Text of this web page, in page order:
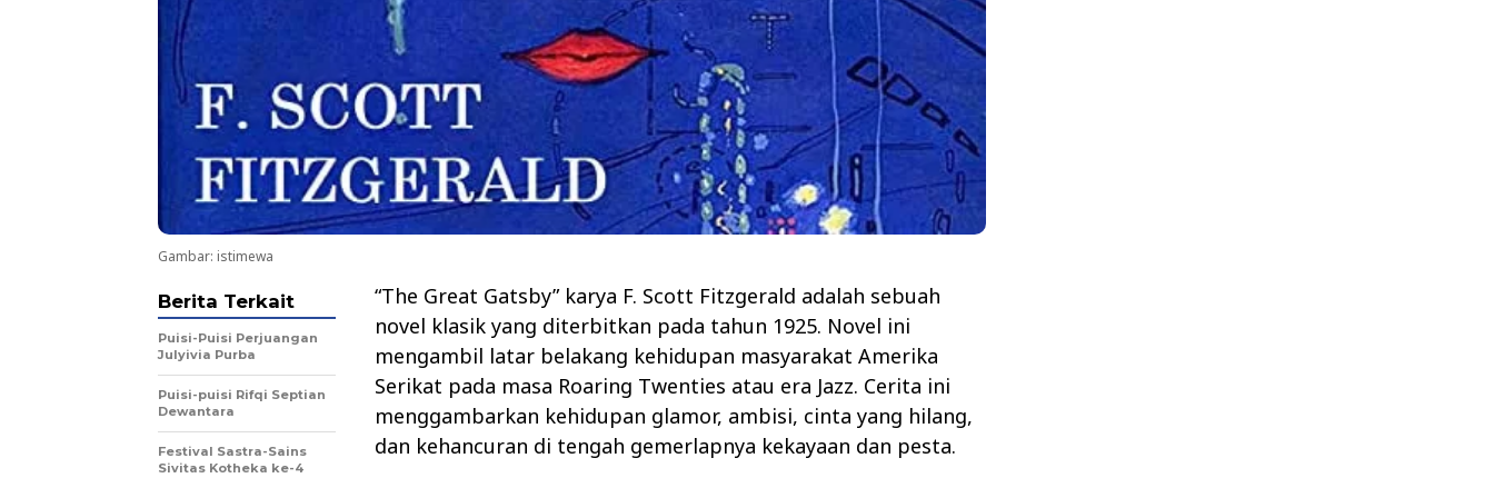
Gambar: istimewa
“The Great Gatsby” karya F. Scott Fitzgerald adalah sebuah
novel klasik yang diterbitkan pada tahun 1925. Novel ini
mengambil latar belakang kehidupan masyarakat Amerika
Serikat pada masa Roaring Twenties atau era Jazz. Cerita ini
menggambarkan kehidupan glamor, ambisi, cinta yang hilang,
dan kehancuran di tengah gemerlapnya kekayaan dan pesta.
Berita Terkait
Puisi-Puisi Perjuangan
Julyivia Purba
Puisi-puisi Rifqi Septian
Dewantara
Festival Sastra-Sains
Sivitas Kotheka ke-4